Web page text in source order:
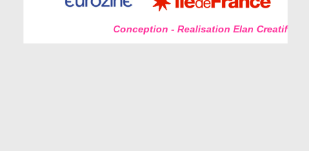
Conception - Realisation Elan Creatif